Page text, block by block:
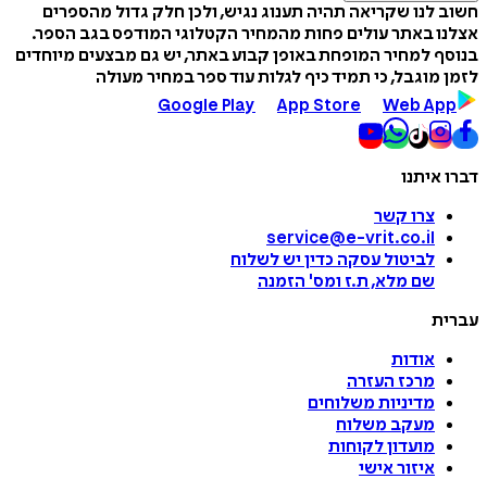
חשוב לנו שקריאה תהיה תענוג נגיש, ולכן חלק גדול מהספרים
אצלנו באתר עולים פחות מהמחיר הקטלוגי המודפס בגב הספר.
בנוסף למחיר המופחת באופן קבוע באתר, יש גם מבצעים מיוחדים
לזמן מוגבל, כי תמיד כיף לגלות עוד ספר במחיר מעולה
Google Play
App Store Web App
דברו איתנו
צרו קשר
service@e-vrit.co.il
לביטול עסקה כדין יש לשלוח
שם מלא, ת.ז ומס' הזמנה
עברית
אודות
מרכז העזרה
מדיניות משלוחים
מעקב משלוח
מועדון לקוחות
איזור אישי